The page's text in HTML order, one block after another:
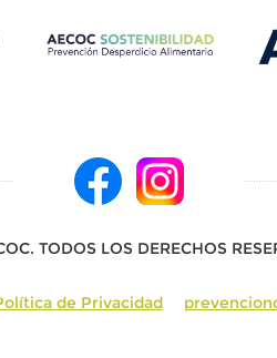
TODOS LOS DERECHOS
de Privacidad